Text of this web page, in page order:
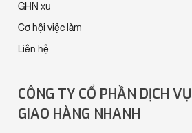
GHN xu
Cơ hội việc làm
Liên hệ
CÔNG TY CỔ PHẦN DỊCH VỤ
GIAO HÀNG NHANH